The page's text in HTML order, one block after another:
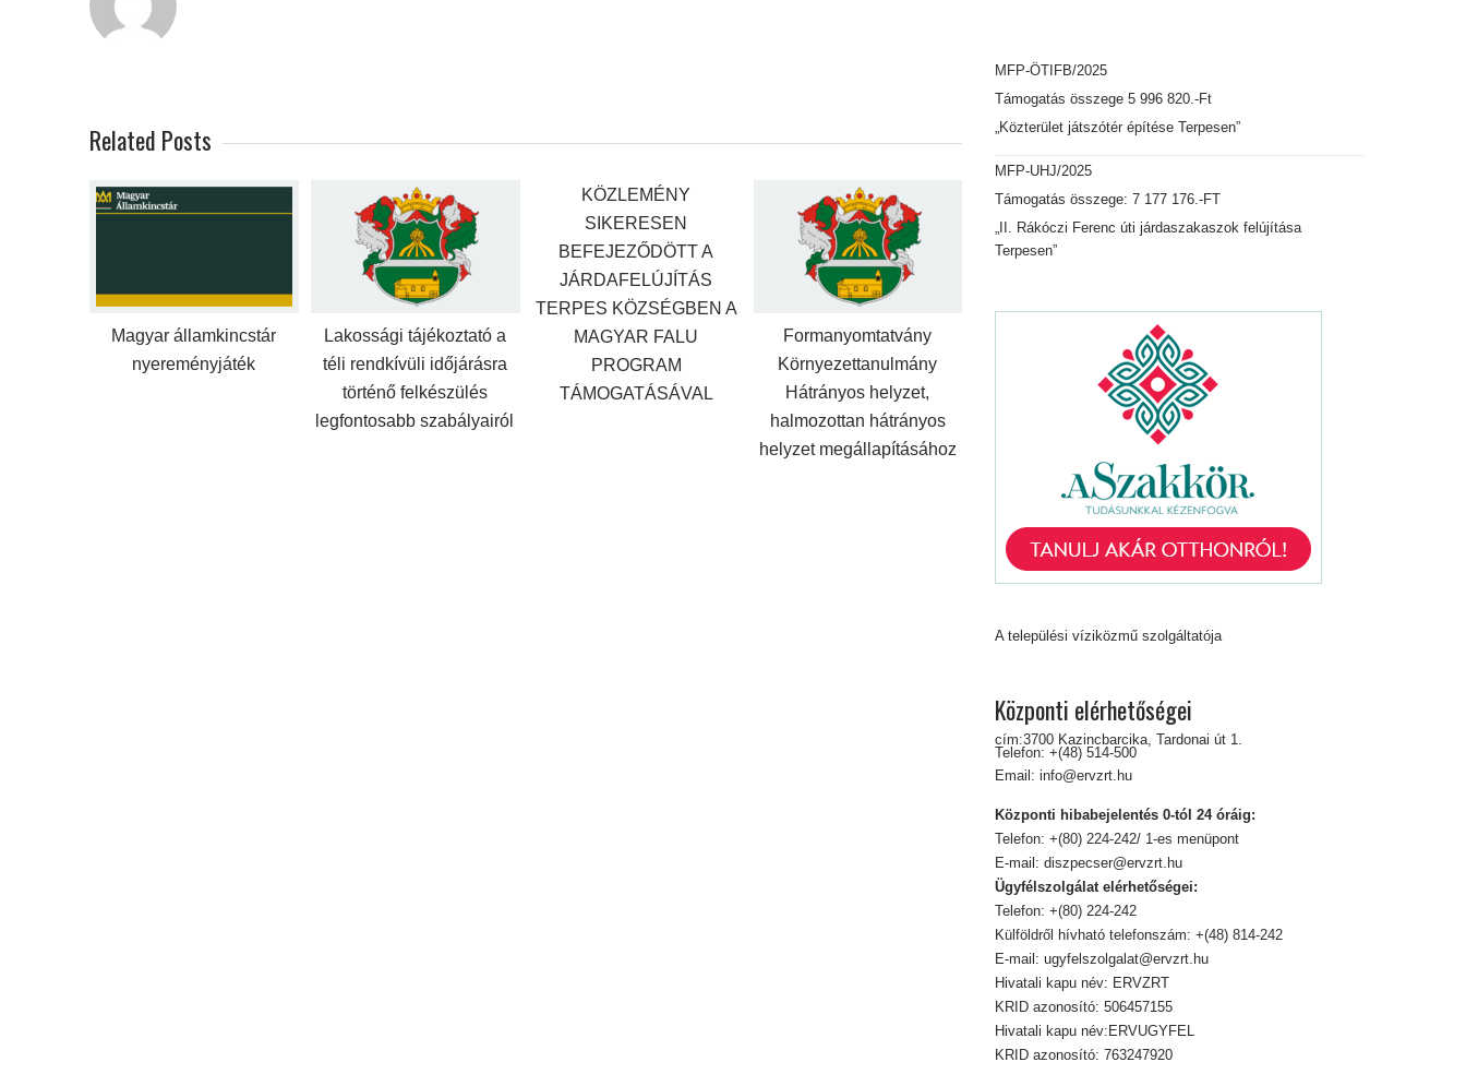
Related Posts
Magyar államkincstár
nyereményjáték
Lakossági tájékoztató a
téli rendkívüli időjárásra
történő felkészülés
legfontosabb szabályairól
KÖZLEMÉNY
SIKERESEN
BEFEJEZŐDÖTT A
JÁRDAFELÚJÍTÁS
TERPES KÖZSÉGBEN A
MAGYAR FALU
PROGRAM
TÁMOGATÁSÁVAL
Formanyomtatvány
Környezettanulmány
Hátrányos helyzet,
halmozottan hátrányos
helyzet megállapításához
MFP-ÖTIFB/2025
Támogatás összege 5 996 820.-Ft
„Közterület játszótér építése Terpesen”
MFP-UHJ/2025
Támogatás összege: 7 177 176.-FT
„II. Rákóczi Ferenc úti járdaszakaszok felújítása
Terpesen”
A települési víziközmű szolgáltatója
Központi elérhetőségei
cím:3700 Kazincbarcika, Tardonai út 1.
Telefon: +(48) 514-500
Email: info@ervzrt.hu
Központi hibabejelentés 0-tól 24 óráig:
Telefon: +(80) 224-242/ 1-es menüpont
E-mail: diszpecser@ervzrt.hu
Ügyfélszolgálat elérhetőségei:
Telefon: +(80) 224-242
Külföldről hívható telefonszám: +(48) 814-242
E-mail: ugyfelszolgalat@ervzrt.hu
Hivatali kapu név: ERVZRT
KRID azonosító: 506457155
Hivatali kapu név:ERVUGYFEL
KRID azonosító: 763247920